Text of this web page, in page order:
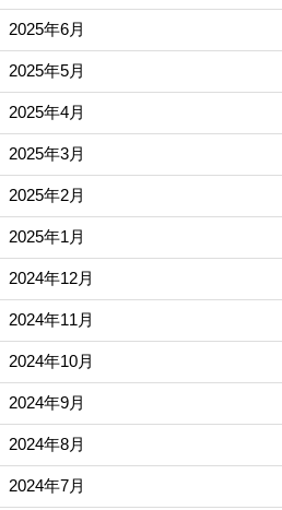
2025年6月
2025年5月
2025年4月
2025年3月
2025年2月
2025年1月
2024年12月
2024年11月
2024年10月
2024年9月
2024年8月
2024年7月